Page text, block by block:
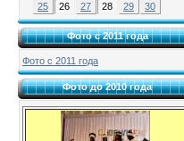
25
26 27 28 29 30
Фото с 2011 года
Фото с 2011 года
Фото до 2010 года